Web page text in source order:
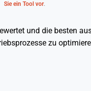
Sie ein Tool vor.
und die besten
zu